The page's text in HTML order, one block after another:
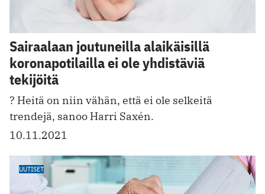
Sairaalaan joutuneilla alaikäisillä
koronapotilailla ei ole yhdistäviä
tekijöitä
? Heitä on niin vähän, että ei ole selkeitä
trendejä, sanoo Harri Saxén.
10.11.2021
UUTISET